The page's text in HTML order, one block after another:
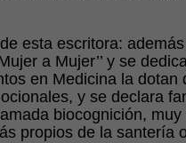
esta escritora:
a Mujer’’ y se
en Medicina la
y se declara
biocognición,
propios de la